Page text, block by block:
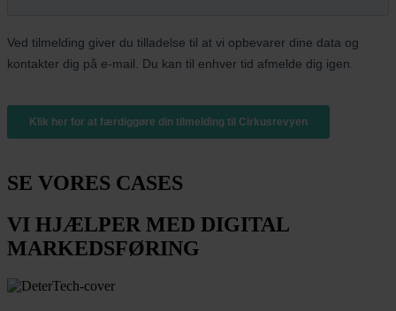
SE VORES CASES
VI HJÆLPER MED DIGITAL
MARKEDSFØRING